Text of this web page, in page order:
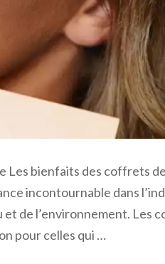
Les bienfaits des coffrets
incontournable dans
de l’environnement. Les
pour celles qui …